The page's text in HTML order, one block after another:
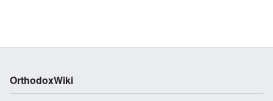
OrthodoxWiki